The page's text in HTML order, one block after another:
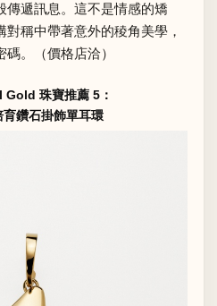
傳遞訊息。這不是情感的矯
稱中帶著意外的稜角美學，
。（價格店洽）
珠寶推薦 5：
鑽石掛飾單耳環